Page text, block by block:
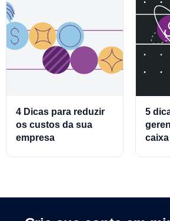
4 Dicas para reduzir
os custos da sua
empresa
5